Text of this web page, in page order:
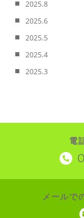
2025.8
2025.6
2025.5
2025.4
2025.3
電
メールで